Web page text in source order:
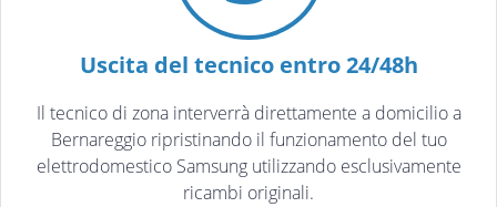
Uscita del tecnico entro 24/48h
Il tecnico di zona interverrà direttamente a domicilio a
Bernareggio ripristinando il funzionamento del tuo
elettrodomestico Samsung utilizzando esclusivamente
ricambi originali.